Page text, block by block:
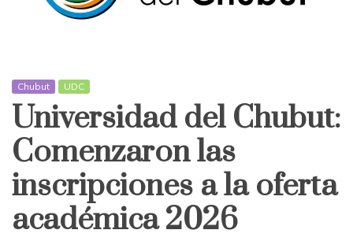
Chubut UDC
Universidad del Chubut:
Comenzaron las
inscripciones a la oferta
académica 2026